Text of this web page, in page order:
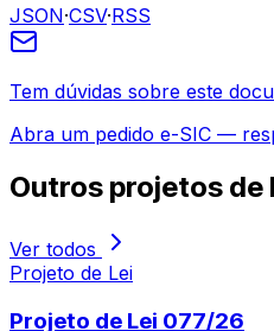
JSON·CSV·RSS
Tem dúvidas sobre este
Abra um pedido e-SIC —
Outros projetos de
Ver todos
Projeto de Lei
Projeto de Lei 077/26